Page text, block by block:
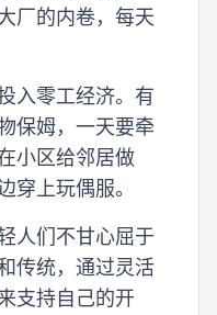
厂的内卷，每天
入零工经济。有
保姆，一天要牵
小区给邻居做
穿上玩偶服。
人们不甘心屈于
传统，通过灵活
支持自己的开